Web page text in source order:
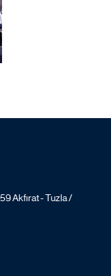
Akfırat - Tuzla /